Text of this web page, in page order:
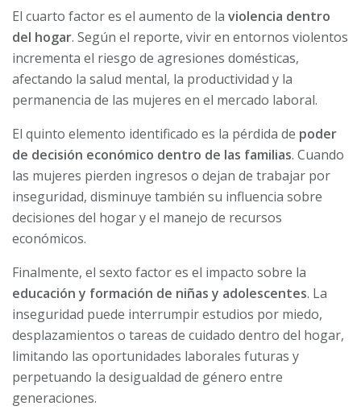
El cuarto factor es el aumento de la violencia dentro
del hogar. Según el reporte, vivir en entornos violentos
incrementa el riesgo de agresiones domésticas,
afectando la salud mental, la productividad y la
permanencia de las mujeres en el mercado laboral.
El quinto elemento identificado es la pérdida de poder
de decisión económico dentro de las familias. Cuando
las mujeres pierden ingresos o dejan de trabajar por
inseguridad, disminuye también su influencia sobre
decisiones del hogar y el manejo de recursos
económicos.
Finalmente, el sexto factor es el impacto sobre la
educación y formación de niñas y adolescentes. La
inseguridad puede interrumpir estudios por miedo,
desplazamientos o tareas de cuidado dentro del hogar,
limitando las oportunidades laborales futuras y
perpetuando la desigualdad de género entre
generaciones.